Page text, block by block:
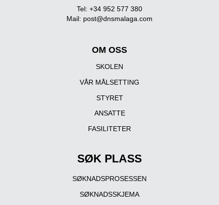
Tel: +34 952 577 380
Mail: post@dnsmalaga.com
OM OSS
SKOLEN
VÅR MÅLSETTING
STYRET
ANSATTE
FASILITETER
SØK PLASS
SØKNADSPROSESSEN
SØKNADSSKJEMA